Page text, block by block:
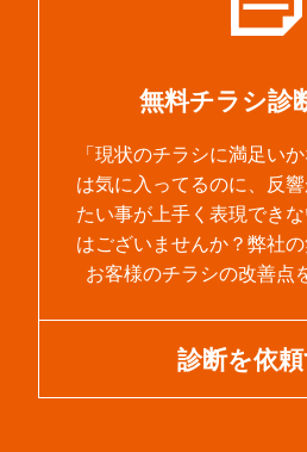
無料チラシ診
「現状のチラシに満足い
は気に入ってるのに、反
たい事が上手く表現でき
はございませんか？弊社
お客様のチラシの改善点
診断を依